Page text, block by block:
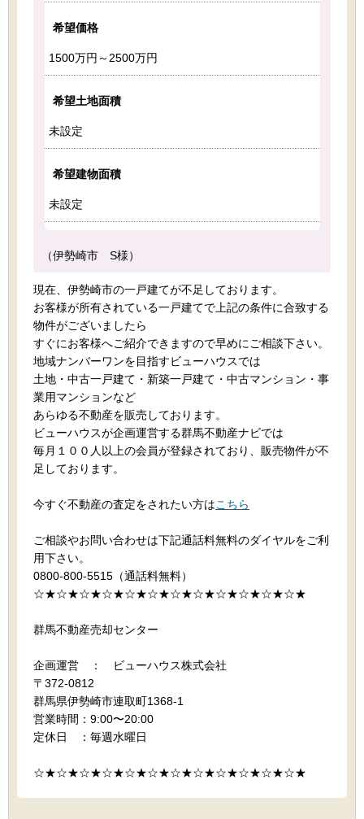
希望価格
1500万円～2500万円
希望土地面積
未設定
希望建物面積
未設定
（伊勢崎市 S様）
現在、伊勢崎市の一戸建てが不足しております。
お客様が所有されている一戸建てで上記の条件に合致する
物件がございましたら
すぐにお客様へご紹介できますので早めにご相談下さい。
地域ナンバーワンを目指すビューハウスでは
土地・中古一戸建て・新築一戸建て・中古マンション・事
業用マンションなど
あらゆる不動産を販売しております。
ビューハウスが企画運営する群馬不動産ナビでは
毎月１００人以上の会員が登録されており、販売物件が不
足しております。
今すぐ不動産の査定をされたい方はこちら
ご相談やお問い合わせは下記通話料無料のダイヤルをご利
用下さい。
0800-800-5515（通話料無料）
☆★☆★☆★☆★☆★☆★☆★☆★☆★☆★☆★☆★
群馬不動産売却センター
企画運営 ： ビューハウス株式会社
〒372-0812
群馬県伊勢崎市連取町1368-1
営業時間：9:00〜20:00
定休日 ：毎週水曜日
☆★☆★☆★☆★☆★☆★☆★☆★☆★☆★☆★☆★